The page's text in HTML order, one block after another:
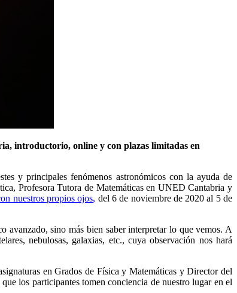
introductorio, online y con plazas limitadas en
y principales fenómenos astronómicos con la ayuda de
Profesora Tutora de Matemáticas en UNED Cantabria y
nuestros propios ojos, del 6 de noviembre de 2020 al 5 de
avanzado, sino más bien saber interpretar lo que vemos. A
nebulosas, galaxias, etc., cuya observación nos hará
en Grados de Física y Matemáticas y Director del
los participantes tomen conciencia de nuestro lugar en el